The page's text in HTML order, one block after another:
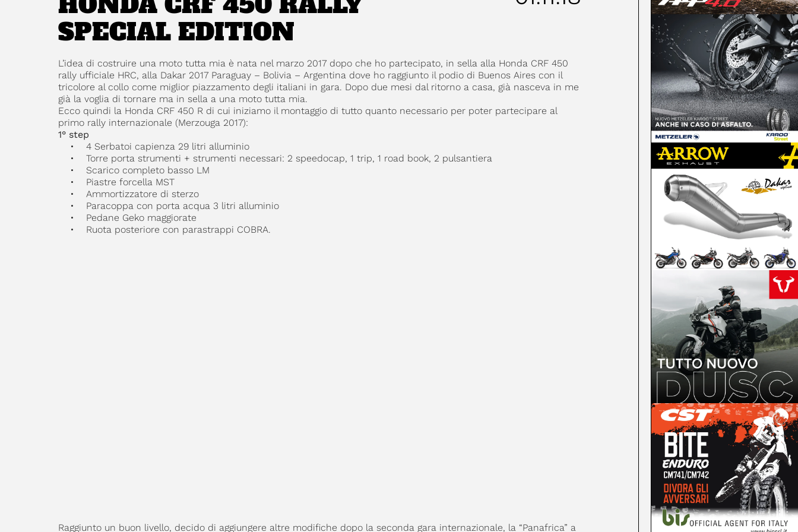
SPECIAL EDITION
L’idea di costruire una moto tutta mia è nata nel marzo 2017 dopo che ho partecipato, in sella alla Honda CRF 450
rally ufficiale HRC, alla Dakar 2017 Paraguay – Bolivia – Argentina dove ho raggiunto il podio di Buenos Aires con il
tricolore al collo come miglior piazzamento degli italiani in gara. Dopo due mesi dal ritorno a casa, già nasceva in me
già la voglia di tornare ma in sella a una moto tutta mia.
Ecco quindi la Honda CRF 450 R di cui iniziamo il montaggio di tutto quanto necessario per poter partecipare al
primo rally internazionale (Merzouga 2017):
1° step
• 4 Serbatoi capienza 29 litri alluminio
• Torre porta strumenti + strumenti necessari: 2 speedocap, 1 trip, 1 road book, 2 pulsantiera
• Scarico completo basso LM
• Piastre forcella MST
• Ammortizzatore di sterzo
• Paracoppa con porta acqua 3 litri alluminio
• Pedane Geko maggiorate
• Ruota posteriore con parastrappi COBRA.
Raggiunto un buon livello, decido di aggiungere altre modifiche dopo la seconda gara internazionale, la “Panafrica” a